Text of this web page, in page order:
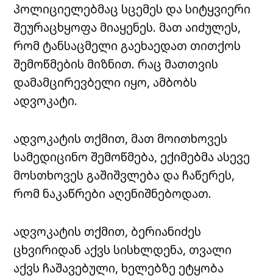
პოლიციელებმაც სცემეს და სიტყვიერი
შეურაცხყოფა მიაყენეს. მათ აიძულეს,
რომ ტანსაცმელი გაეხაედათ თითქოს
შემოწმების მიზნით. რაც მათთვის
დამამცირევბელი იყო, ამბობს
ადვოკატი.
ადვოკატის თქმით, მათ მოითხოვეს
სამედიცინო შემოწმება, ექიმებმა ასევე
მოსთხოვეს გაშიშვლება და ჩაწერეს,
რომ ნაკაწრები აღენიშნებოდათ.
ადვოკატის თქმით, ბერიანიძეს
ცხვირიდან აქვს სისხლდენა, თვალი
აქვს ჩაშავებული, ხელებზე ეტყობა